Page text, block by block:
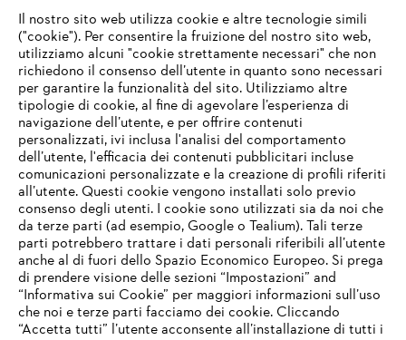
IHR BROWSER WIRD NICHT
Il nostro sito web utilizza cookie e altre tecnologie simili
("cookie"). Per consentire la fruizione del nostro sito web,
utilizziamo alcuni "cookie strettamente necessari" che non
richiedono il consenso dell’utente in quanto sono necessari
per garantire la funzionalità del sito. Utilizziamo altre
tipologie di cookie, al fine di agevolare l’esperienza di
navigazione dell’utente, e per offrire contenuti
personalizzati, ivi inclusa l'analisi del comportamento
dell’utente, l'efficacia dei contenuti pubblicitari incluse
comunicazioni personalizzate e la creazione di profili riferiti
all’utente. Questi cookie vengono installati solo previo
consenso degli utenti. I cookie sono utilizzati sia da noi che
da terze parti (ad esempio, Google o Tealium). Tali terze
parti potrebbero trattare i dati personali riferibili all’utente
anche al di fuori dello Spazio Economico Europeo. Si prega
di prendere visione delle sezioni “Impostazioni” and
“Informativa sui Cookie” per maggiori informazioni sull’uso
che noi e terze parti facciamo dei cookie. Cliccando
“Accetta tutti” l’utente acconsente all’installazione di tutti i